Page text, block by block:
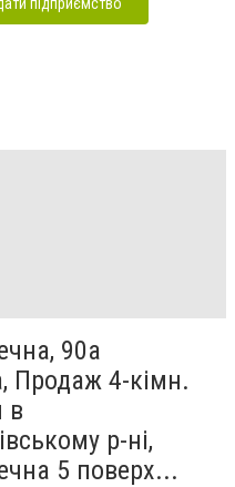
90а
Продаж 4-кімн.
в
р-ні,
5 поверх...